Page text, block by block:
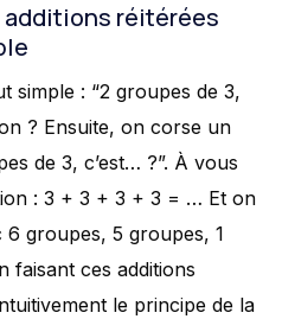
additions réitérées
simple : “2 groupes de 3,
? Ensuite, on corse un
de 3, c’est… ?”. À vous
: 3 + 3 + 3 + 3 = … Et on
groupes, 5 groupes, 1
faisant ces additions
le principe de la